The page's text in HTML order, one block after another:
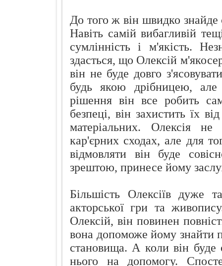
До того ж він швидко
Навіть самій вибагливій
сумлінність і м'якість.
здасться, що Олексій
він не буде довго
будь якою дрібницею,
рішення він все робить
безпеці, він захистить їх
матеріальних. Олексія
кар'єрних сходах, але для
відмовляти він буде
зрештою, принесе йому
Більшість Олексіїв дуже
акторської гри та
Олексій, він повинен
вона допоможе йому знайти
становища. А коли він
нього на допомогу.